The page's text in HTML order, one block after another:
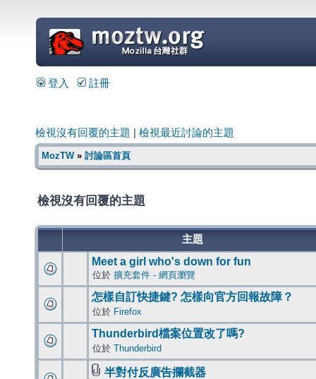
=
登入 註冊
檢視沒有回覆的主題 檢視最近討論的主題
MozTW» 討論區首頁
檢視沒有回覆的主題
主題
Meet a girl who's down for fun
位於 擴充套件 - 網頁瀏覽
怎樣自訂快捷鍵? 怎樣向官方回報故障？
位於 Firefox
Thunderbird檔案位置改了嗎?
位於 Thunderbird
半對付反廣告攔截器